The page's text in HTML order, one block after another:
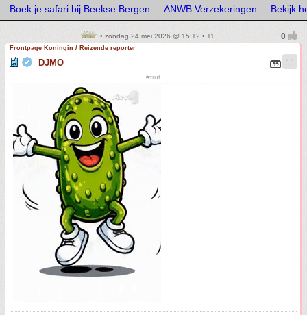
Boek je safari bij Beekse Bergen ANWB Verzekeringen Bekijk
• zondag 24 mei 2026 @ 15:12 • 11
Frontpage Koningin / Reizende reporter
DJMO
#trut